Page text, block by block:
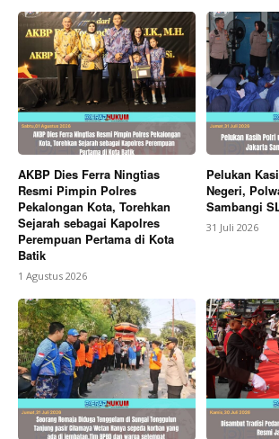
AKBP Dies Ferra Ningtias
Resmi Pimpin Polres
Pekalongan Kota, Torehkan
Sejarah sebagai Kapolres
Perempuan Pertama di Kota
Batik
1 Agustus 2026
Pelukan
Negeri,
Sambangi
31 Juli 2026